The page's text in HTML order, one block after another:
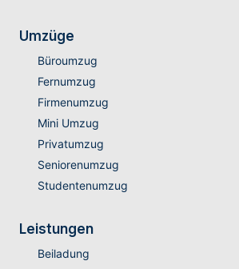
Umzüge
Büroumzug
Fernumzug
Firmenumzug
Mini Umzug
Privatumzug
Seniorenumzug
Studentenumzug
Leistungen
Beiladung